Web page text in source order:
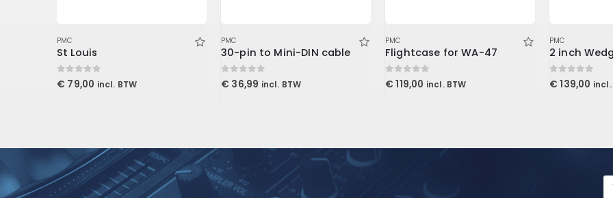
PMC
St Louis
0out of 5
€ 79,00 incl. BTW
PMC
30-pin to Mini-DIN cable
0out of 5
€ 36,99 incl. BTW
PMC
Flightcase for WA-47
0out of 5
€ 119,00 incl. BTW
PMC
0out of 5
€ 139,00 incl.